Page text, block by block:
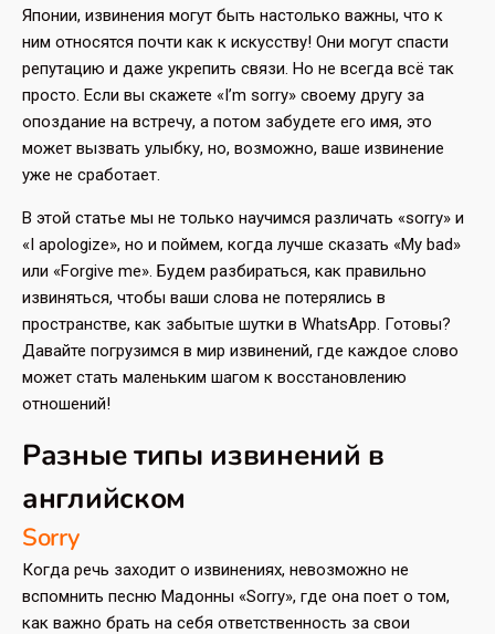
Японии, извинения могут быть настолько важны, что к
ним относятся почти как к искусству! Они могут спасти
репутацию и даже укрепить связи. Но не всегда всё так
просто. Если вы скажете «I’m sorry» своему другу за
опоздание на встречу, а потом забудете его имя, это
может вызвать улыбку, но, возможно, ваше извинение
уже не сработает.
В этой статье мы не только научимся различать «sorry» и
«I apologize», но и поймем, когда лучше сказать «My bad»
или «Forgive me». Будем разбираться, как правильно
извиняться, чтобы ваши слова не потерялись в
пространстве, как забытые шутки в WhatsApp. Готовы?
Давайте погрузимся в мир извинений, где каждое слово
может стать маленьким шагом к восстановлению
отношений!
Разные типы извинений в
английском
Sorry
Когда речь заходит о извинениях, невозможно не
вспомнить песню Мадонны «Sorry», где она поет о том,
как важно брать на себя ответственность за свои